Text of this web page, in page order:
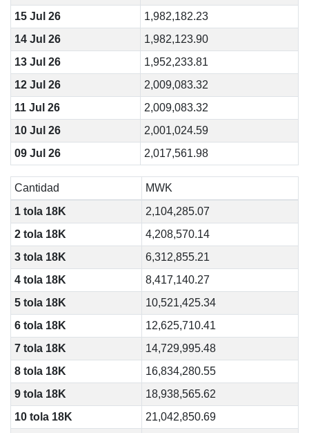
15 Jul 26
1,982,182.23
14 Jul 26
1,982,123.90
13 Jul 26
1,952,233.81
12 Jul 26
2,009,083.32
11 Jul 26
2,009,083.32
10 Jul 26
2,001,024.59
09 Jul 26
2,017,561.98
Cantidad
MWK
1 tola 18K
2,104,285.07
2 tola 18K
4,208,570.14
3 tola 18K
6,312,855.21
4 tola 18K
8,417,140.27
5 tola 18K
10,521,425.34
6 tola 18K
12,625,710.41
7 tola 18K
14,729,995.48
8 tola 18K
16,834,280.55
9 tola 18K
18,938,565.62
10 tola 18K
21,042,850.69